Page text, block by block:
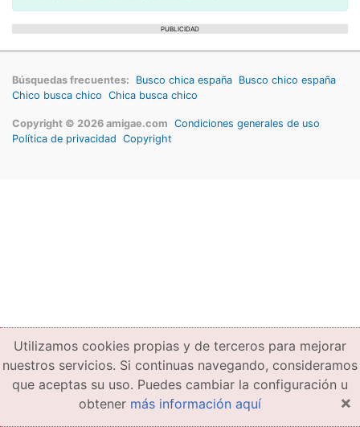
PUBLICIDAD
Búsquedas frecuentes: Busco chica españa Busco chico españa
Chico busca chico Chica busca chico
Copyright © 2026 amigae.com Condiciones generales de uso
Política de privacidad Copyright
Utilizamos cookies propias y de terceros para mejorar
nuestros servicios. Si continuas navegando, consideramos
que aceptas su uso. Puedes cambiar la configuración u
obtener más información aquí ×